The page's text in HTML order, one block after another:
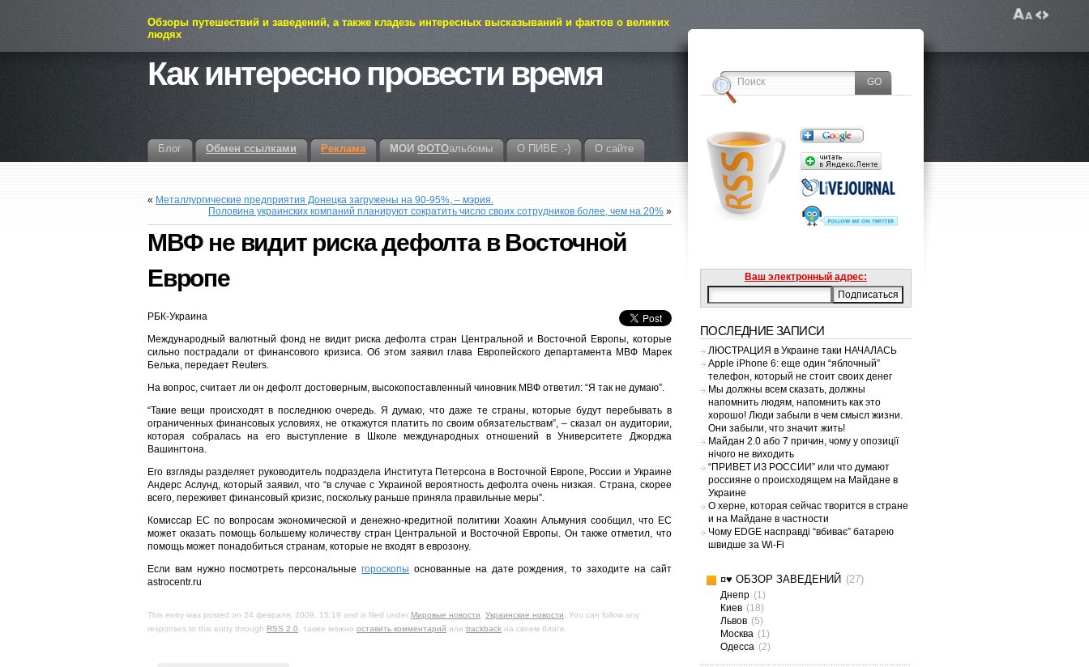
Обзоры путешествий и заведений, а также кладезь интересных высказываний и фактов о великих
людях
Как интересно провести время
Блог Обмен ссылками Реклама МОИ ФОТОальбомы О ПИВЕ :-) О сайте
« Металлургические предприятия Донецка загружены на 90-95%, – мэрия.
Половина украинских компаний планируют сократить число своих сотрудников более, чем на 20%»
МВФ не видит риска дефолта в Восточной
Европе
РБК-Украина
Международный валютный фонд не видит риска дефолта стран Центральной и Восточной Европы, которые
сильно пострадали от финансового кризиса. Об этом заявил глава Европейского департамента МВФ Марек
Белька, передает Reuters.
На вопрос, считает ли он дефолт достоверным, высокопоставленный чиновник МВФ ответил: “Я так не думаю”.
“Такие вещи происходят в последнюю очередь. Я думаю, что даже те страны, которые будут перебывать в
ограниченных финансовых условиях, не откажутся платить по своим обязательствам”, – сказал он аудитории,
которая собралась на его выступление в Школе международных отношений в Университете Джорджа
Вашингтона.
Его взгляды разделяет руководитель подраздела Института Петерсона в Восточной Европе, России и Украине
Андерс Аслунд, который заявил, что “в случае с Украиной вероятность дефолта очень низкая. Страна, скорее
всего, переживет финансовый кризис, поскольку раньше приняла правильные меры”.
Комиссар ЕС по вопросам экономической и денежно-кредитной политики Хоакин Альмуния сообщил, что ЕС
может оказать помощь большему количеству стран Центральной и Восточной Европы. Он также отметил, что
помощь может понадобиться странам, которые не входят в еврозону.
Если вам нужно посмотреть персональныегороскопы основанные на дате рождения, то заходите на сайт
astrocentr.ru
This entry was posted on 24 февраля, 2009, 15:19 and is filed under Мировые новости Украинские новости . You can follow any
responses to this entry through RSS 2.0 . также можно оставить комментарий или trackback на своем блоге.
Ваш электронный адрес:
ПОСЛЕДНИЕ ЗАПИСИ
ЛЮСТРАЦИЯ в Украине таки НАЧАЛАСЬ
Apple iPhone 6: еще один “яблочный”
телефон, который не стоит своих денег
Мы должны всем сказать, должны
напомнить людям, напомнить как это
хорошо! Люди забыли в чем смысл жизни.
Они забыли, что значит жить!
Майдан 2.0 або 7 причин, чому у опозиції
нічого не виходить
“ПРИВЕТ ИЗ РОССИИ” или что думают
россияне о происходящем на Майдане в
Украине
О херне, которая сейчас творится в стране
и на Майдане в частности
Чому EDGE насправді “вбиває” батарею
швидше за Wi-Fi
¤♥ ОБЗОР ЗАВЕДЕНИЙ (27)
Днепр (1)
Киев (18)
Львов (5)
Москва (1)
Одесса (2)